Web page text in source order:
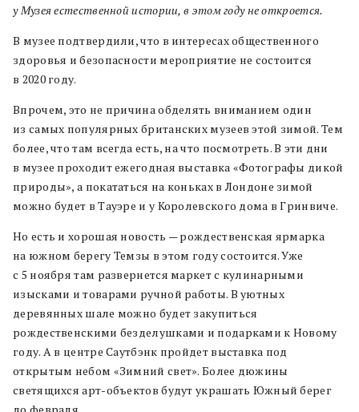
у Музея естественной истории, в этом году не откроется.
В музее подтвердили, что в интересах общественного
здоровья и безопасности мероприятие не состоится
в 2020 году.
Впрочем, это не причина обделять вниманием один
из самых популярных британских музеев этой зимой. Тем
более, что там всегда есть, на что посмотреть. В эти дни
в музее проходит ежегодная выставка «Фотографы дикой
природы», а покататься на коньках в Лондоне зимой
можно будет в Тауэре и у Королевского дома в Гринвиче.
Но есть и хорошая новость — рождественская ярмарка
на южном берегу Темзы в этом году состоится. Уже
с 5 ноября там развернется маркет с кулинарными
изысками и товарами ручной работы. В уютных
деревянных шале можно будет закупиться
рождественскими безделушками и подарками к Новому
году. А в центре Саутбэнк пройдет выставка под
открытым небом «Зимний свет». Более дюжины
светящихся арт-объектов будут украшать Южный берег